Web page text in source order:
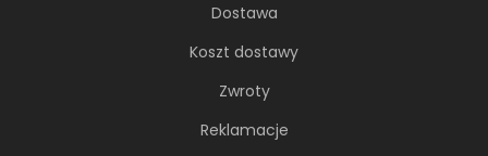
Dostawa
Koszt dostawy
Zwroty
Reklamacje